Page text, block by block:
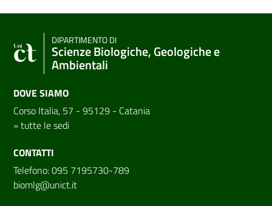
DIPARTIMENTO DI
Scienze Biologiche, Geologiche e
Ambientali
DOVE SIAMO
Corso Italia, 57 - 95129 - Catania
»tutte le sedi
CONTATTI
Telefono: 095 7195730-789
biomlg@unict.it